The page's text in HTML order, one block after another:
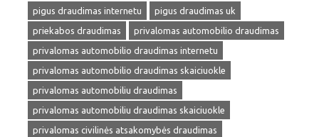
pigus draudimas internetu
pigus draudimas uk
priekabos draudimas
privalomas automobilio draudimas
privalomas automobilio draudimas internetu
privalomas automobilio draudimas skaiciuokle
privalomas automobiliu draudimas
privalomas automobiliu draudimas skaiciuokle
privalomas civilinės atsakomybės draudimas